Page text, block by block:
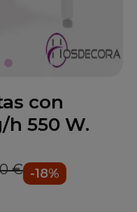
con
h 550 W.
€ -18%